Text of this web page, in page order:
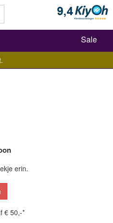
Zoeken
Sale
erin.
€ 50,-*